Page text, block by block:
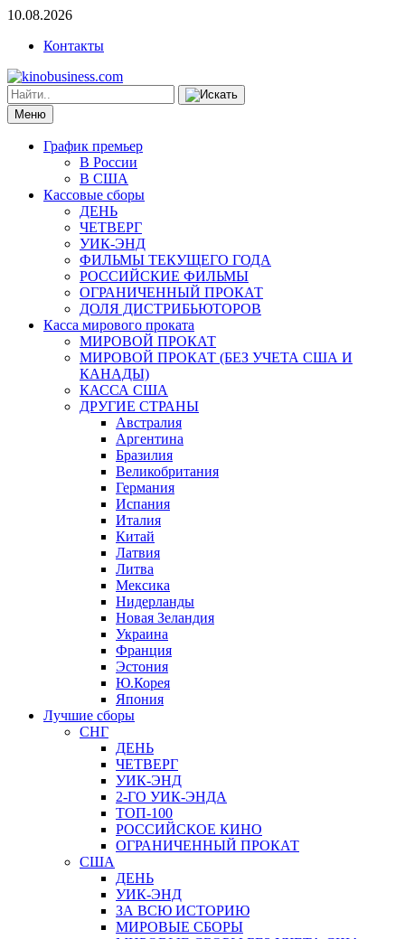
10.08.2026
Контакты
Меню
График премьер
В России
В США
Кассовые сборы
ДЕНЬ
ЧЕТВЕРГ
УИК-ЭНД
ФИЛЬМЫ ТЕКУЩЕГО ГОДА
РОССИЙСКИЕ ФИЛЬМЫ
ОГРАНИЧЕННЫЙ ПРОКАТ
ДОЛЯ ДИСТРИБЬЮТОРОВ
Касса мирового проката
МИРОВОЙ ПРОКАТ
МИРОВОЙ ПРОКАТ (БЕЗ УЧЕТА США И
КАНАДЫ)
КАССА США
ДРУГИЕ СТРАНЫ
Австралия
Аргентина
Бразилия
Великобритания
Германия
Испания
Италия
Китай
Латвия
Литва
Мексика
Нидерланды
Новая Зеландия
Украина
Франция
Эстония
Ю.Корея
Япония
Лучшие сборы
СНГ
ДЕНЬ
ЧЕТВЕРГ
УИК-ЭНД
2-ГО УИК-ЭНДА
ТОП-100
РОССИЙСКОЕ КИНО
ОГРАНИЧЕННЫЙ ПРОКАТ
США
ДЕНЬ
УИК-ЭНД
ЗА ВСЮ ИСТОРИЮ
МИРОВЫЕ СБОРЫ